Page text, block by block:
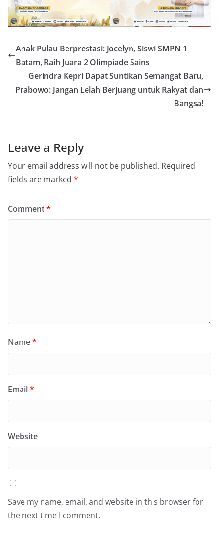
Anak Pulau Berprestasi: Jocelyn, Siswi SMPN 1
Batam, Raih Juara 2 Olimpiade Sains
Gerindra Kepri Dapat Suntikan Semangat Baru,
Prabowo: Jangan Lelah Berjuang untuk Rakyat dan
Bangsa!
Leave a Reply
Your email address will not be published. Required
fields are marked *
Comment*
Name*
Email*
Website
Save my name, email, and website in this browser for
the next time I comment.